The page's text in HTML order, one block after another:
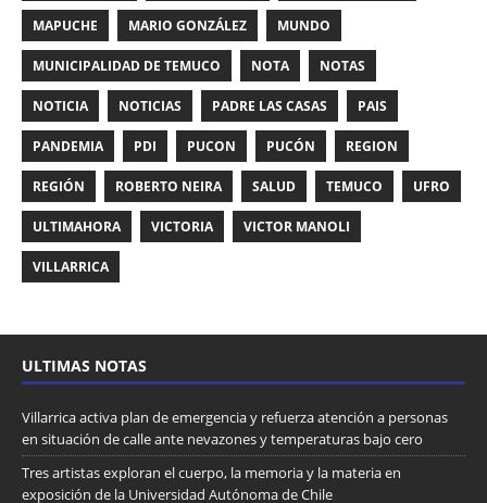
MAPUCHE MARIO GONZÁLEZ MUNDO
MUNICIPALIDAD DE TEMUCO NOTA NOTAS
NOTICIA NOTICIAS PADRE LAS CASAS PAIS
PANDEMIA PDI PUCON PUCÓN REGION
REGIÓN ROBERTO NEIRA SALUD TEMUCO UFRO
ULTIMAHORA VICTORIA VICTOR MANOLI
VILLARRICA
ULTIMAS NOTAS
Villarrica activa plan de emergencia y refuerza atención a personas
en situación de calle ante nevazones y temperaturas bajo cero
Tres artistas exploran el cuerpo, la memoria y la materia en
exposición de la Universidad Autónoma de Chile